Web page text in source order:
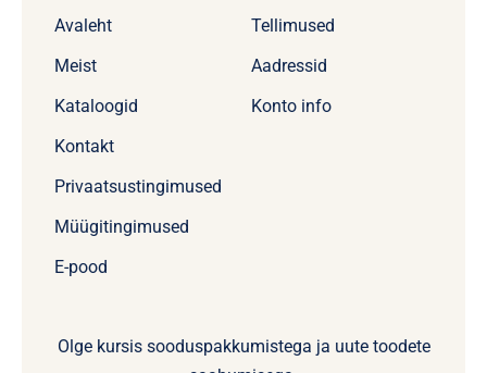
Avaleht
Meist
Kataloogid
Kontakt
Privaatsustingimused
Müügitingimused
E-pood
Tellimused
Aadressid
Konto info
Olge kursis sooduspakkumistega ja uute toodete